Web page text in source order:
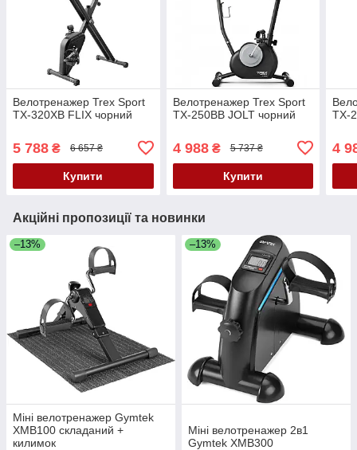
Велотренажер Trex Sport
TX-320XB FLIX чорний
5 788 ₴ 6 657 ₴
Купити
Велотренажер Trex Sport
TX-250BB JOLT чорний
4 988₴ 5 737 ₴
Купити
TX-
4
Акційні пропозиції та новинки
–13%
Міні велотренажер Gymtek
XMB100 складаний +
килимок
–13%
Міні велотренажер 2в1
Gymtek XMB300